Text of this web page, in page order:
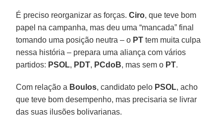
É preciso reorganizar as forças.Ciro, que teve bom
papel na campanha, mas deu uma “mancada” final
tomando uma posição neutra – o PT tem muita culpa
nessa história – prepara uma aliança com vários
partidos: PSOL, PDT, PCdoB, mas sem o PT.
Com relação a Boulos, candidato pelo PSOL, acho
que teve bom desempenho, mas precisaria se livrar
das suas ilusões bolivarianas.